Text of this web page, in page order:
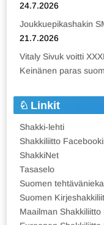
24.7.2026
Joukkuepikashakin
21.7.2026
Vitaly Sivuk voitti
Keinänen paras
Linkit
Shakki-lehti
Shakkiliitto
ShakkiNet
Tasaselo
Suomen
Suomen
Maailman Shakkiliitto